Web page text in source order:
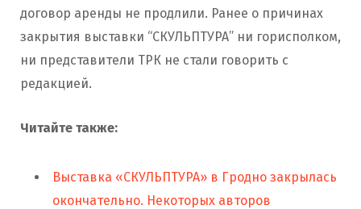
договор аренды не продлили. Ранее о причинах
закрытия выставки “СКУЛЬПТУРА” ни горисполком,
ни представители ТРК не стали говорить с
редакцией.
Читайте также:
Выставка «СКУЛЬПТУРА» в Гродно закрылась
окончательно. Некоторых авторов